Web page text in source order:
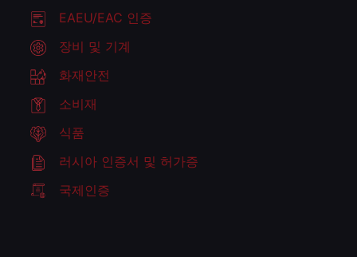
EAEU/EAC 인증
장비 및 기계
화재안전
소비재
식품
러시아 인증서 및 허가증
국제인증